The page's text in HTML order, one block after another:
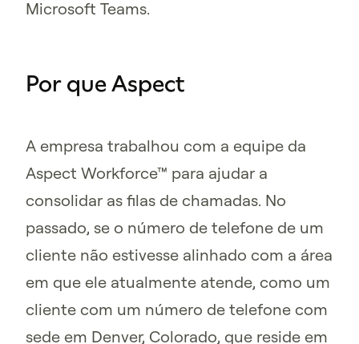
Microsoft Teams.
Por que Aspect
A empresa trabalhou com a equipe da
Aspect Workforce™ para ajudar a
consolidar as filas de chamadas. No
passado, se o número de telefone de um
cliente não estivesse alinhado com a área
em que ele atualmente atende, como um
cliente com um número de telefone com
sede em Denver, Colorado, que reside em